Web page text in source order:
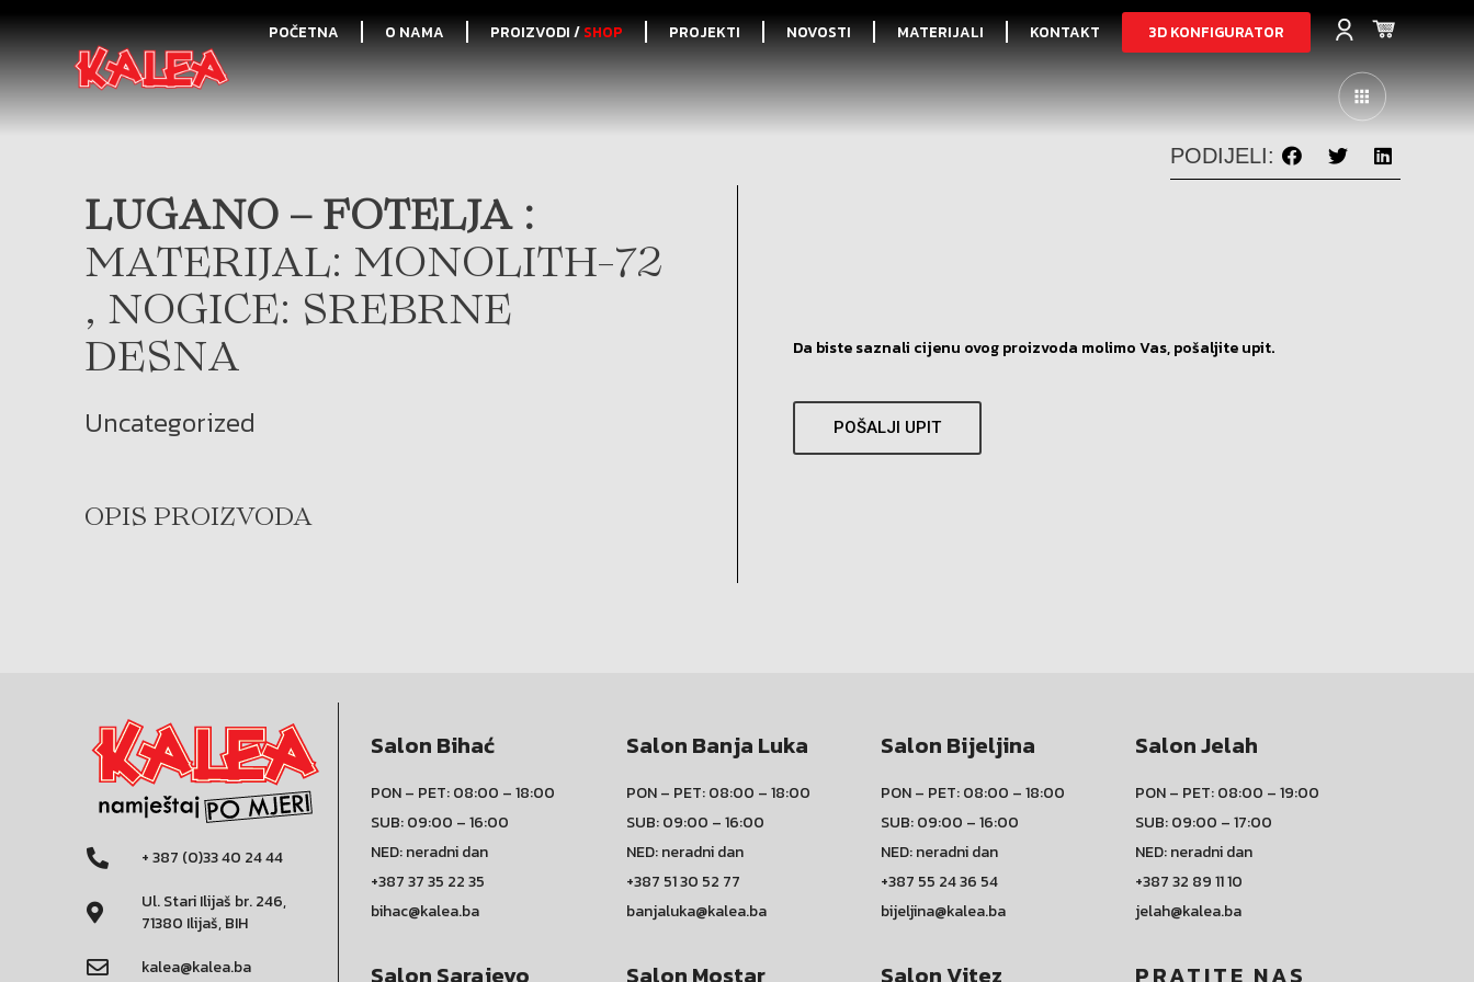
POČETNA O NAMA PROIZVODI /SHOP PROJEKTI NOVOSTI MATERIJALI KONTAKT 3D KONFIGURATOR
PODIJELI:
LUGANO – FOTELJA :
MATERIJAL: MONOLITH-72
, NOGICE: SREBRNE
DESNA
Uncategorized
OPIS PROIZVODA
Da biste saznali cijenu ovog proizvoda molimo Vas, pošaljite upit.
POŠALJI UPIT
+ 387 (0)33 40 24 44
Ul. Stari Ilijaš br. 246,
71380 Ilijaš, BIH
kalea@kalea.ba
Salon Bihać
PON – PET: 08:00 – 18:00
SUB: 09:00 – 16:00
NED: neradni dan
+387 37 35 22 35
bihac@kalea.ba
Salon Banja Luka
PON – PET: 08:00 – 18:00
SUB: 09:00 – 16:00
NED: neradni dan
+387 51 30 52 77
banjaluka@kalea.ba
Salon Bijeljina
PON – PET: 08:00 – 18:00
SUB: 09:00 – 16:00
NED: neradni dan
+387 55 24 36 54
bijeljina@kalea.ba
Salon Jelah
PON – PET: 08:00 – 19:00
SUB: 09:00 – 17:00
NED: neradni dan
+387 32 89 11 10
jelah@kalea.ba
Salon Sarajevo Salon Mostar Salon Vitez PRATITE NAS